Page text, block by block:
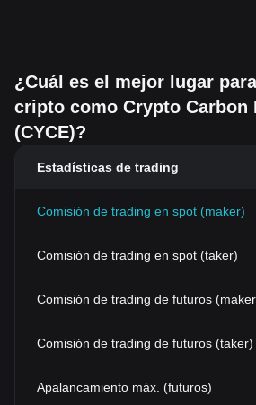
¿Cuál es el mejor lugar
cripto como Crypto Carbon
(CYCE)?
Estadísticas de trading
Comisión de trading en spot (maker)
Comisión de trading en spot (taker)
Comisión de trading de futuros
Comisión de trading de futuros (taker)
Apalancamiento máx. (futuros)